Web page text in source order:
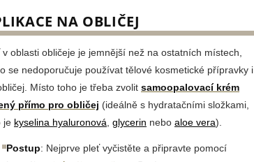
NA OBLIČEJ
v oblasti obličeje je jemnější než na ostatních místech,
se nedoporučuje používat tělové kosmetické přípravky i
Místo toho je třeba zvolit samoopalovací krém
přímo pro obličej (ideálně s hydratačními složkami,
je kyselina hyaluronová glycerin nebo aloe vera).
Postup: Nejprve pleť vyčistěte a připravte pomocí